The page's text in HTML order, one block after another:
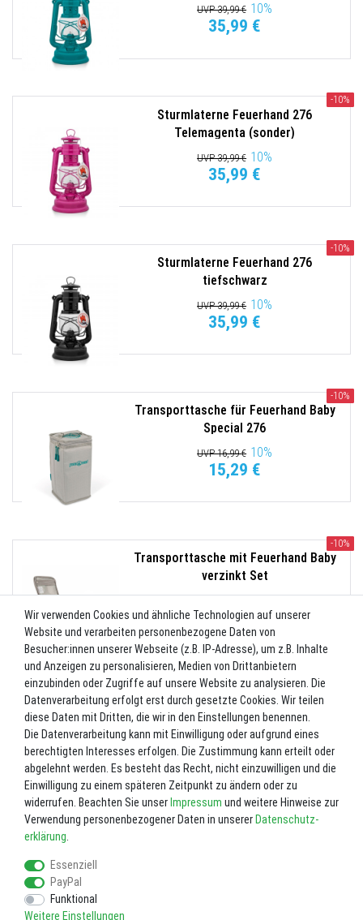
UVP 39,99 € 10%
35,99 €
-10%
Sturmlaterne Feuerhand 276
Telemagenta (sonder)
UVP 39,99 € 10%
35,99 €
-10%
Sturmlaterne Feuerhand 276
tiefschwarz
UVP 39,99 € 10%
35,99 €
-10%
Transporttasche für Feuerhand Baby
Special 276
UVP 16,99 € 10%
15,29 €
-10%
Transporttasche mit Feuerhand Baby
verzinkt Set
10%
44,98 €
Trichter (HK150/250/350/500) neue
Ausführung
UVP 2,49 € 10%
2,24 €
Wir verwenden Cookies und ähnliche Technologien auf unserer
Website und verarbeiten personenbezogene Daten von
Besucher:innen unserer Webseite (z.B. IP-Adresse), um z.B. Inhalte
und Anzeigen zu personalisieren, Medien von Drittanbietern
einzubinden oder Zugriffe auf unsere Website zu analysieren. Die
Datenverarbeitung erfolgt erst durch gesetzte Cookies. Wir teilen
diese Daten mit Dritten, die wir in den Einstellungen benennen.
Die Datenverarbeitung kann mit Einwilligung oder aufgrund eines
berechtigten Interesses erfolgen. Die Zustimmung kann erteilt oder
abgelehnt werden. Es besteht das Recht, nicht einzuwilligen und die
Einwilligung zu einem späteren Zeitpunkt zu ändern oder zu
widerrufen. Beachten Sie unser Impressum und weitere Hinweise zur
Verwendung personenbezogener Daten in unserer Daten­schutz­
erklärung
Essenziell
PayPal
Funktional
Weitere Einstellungen